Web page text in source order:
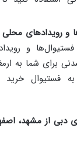
و رویدادهای
و
برای شما به
به فستیوال
دبی از مشهد،